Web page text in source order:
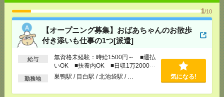
1/10
【オープニング募集】おばあちゃんのお散歩
付き添いも仕事の1つ[派遣]
給与
無資格未経験：時給1500円～ ■週払
いOK ■扶養内OK ■日収1万2000円
以上
勤務地 巣鴨駅 / 目白駅 / 北池袋駅 / … 気になる!
1750円＊＜エンタメ！完全在宅＞KADOKAWA！書
籍データに関わるお仕事[派遣]
[給 与]時給1750円
[交通費]全額支給
飯田橋駅から徒歩3分
九段下駅から徒歩7
気になる！